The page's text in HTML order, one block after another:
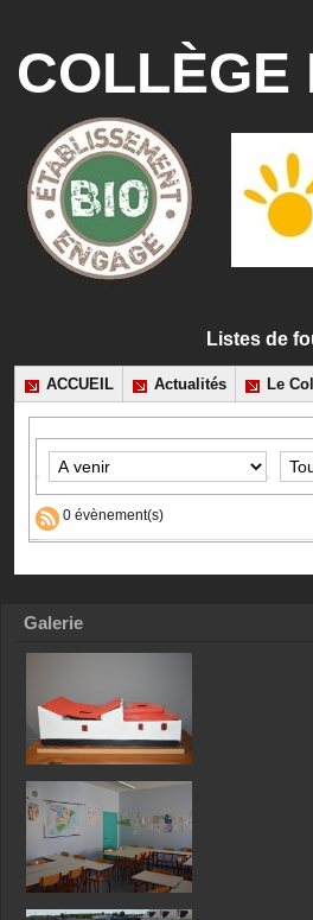
COLLÈGE
Listes
ACCUEIL Actualités Le
0 évènement(s)
Galerie